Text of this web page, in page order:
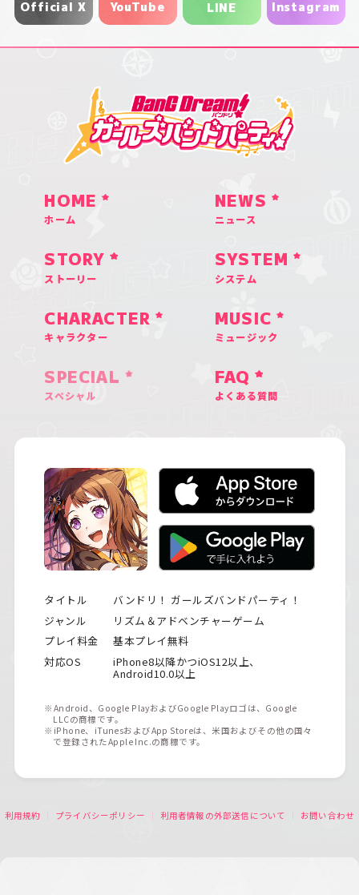
Official X YouTube LINE Instagram
HOME
ホーム
NEWS
ニュース
STORY
ストーリー
SYSTEM
システム
CHARACTER
キャラクター
MUSIC
ミュージック
SPECIAL
スペシャル
FAQ
よくある質問
タイトル
バンドリ！ ガールズバンドパーティ！
ジャンル
リズム＆アドベンチャーゲーム
プレイ料金
基本プレイ無料
対応OS
iPhone8以降かつiOS12以上、
Android10.0以上
※Android、Google PlayおよびGoogle Playロゴは、Google
LLCの商標です。
※iPhone、iTunesおよびApp Storeは、米国およびその他の国々
で登録されたApple Inc.の商標です。
利用規約 プライバシーポリシー 利用者情報の外部送信について お問い合わせ